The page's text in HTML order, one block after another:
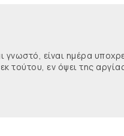
είναι ημέρα
εν όψει της αργίας,